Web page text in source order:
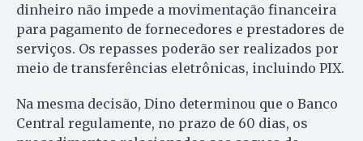
dinheiro não impede a movimentação financeira
para pagamento de fornecedores e prestadores de
serviços. Os repasses poderão ser realizados por
meio de transferências eletrônicas, incluindo PIX.
Na mesma decisão, Dino determinou que o Banco
Central regulamente, no prazo de 60 dias, os